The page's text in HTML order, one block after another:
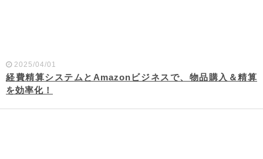
2025/04/01
経費精算システムとAmazonビジネスで、物品購入＆精算
を効率化！